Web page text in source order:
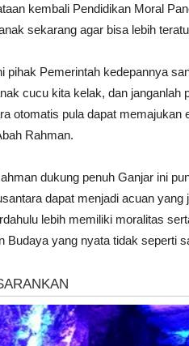
kembali Pendidikan Moral
sekarang agar bisa lebih
pihak Pemerintah kedepannya
cucu kita kelak, dan janganlah
otomatis pula dapat
Rahman.
dukung penuh Ganjar ini
dapat menjadi acuan
lebih memiliki moralitas
Budaya yang nyata tidak seperti